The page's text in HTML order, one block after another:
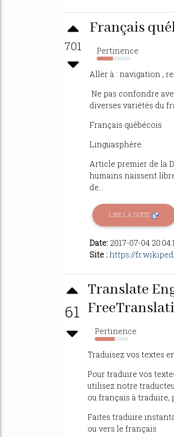
701
Français
Pertinence
47%
Aller à : navigation ,
Ne pas confondre
diverses variétés du
Français québécois
Linguasphère
Article premier de la
humains naissent
de...
LIRE LA SUITE
Date: 2017-07-04
Site :https://
61
Translate
Pertinence
59%
Traduisez vos textes
Pour traduire vos
utilisez notre
ou français à traduire,
Faites traduire
ou vers le français